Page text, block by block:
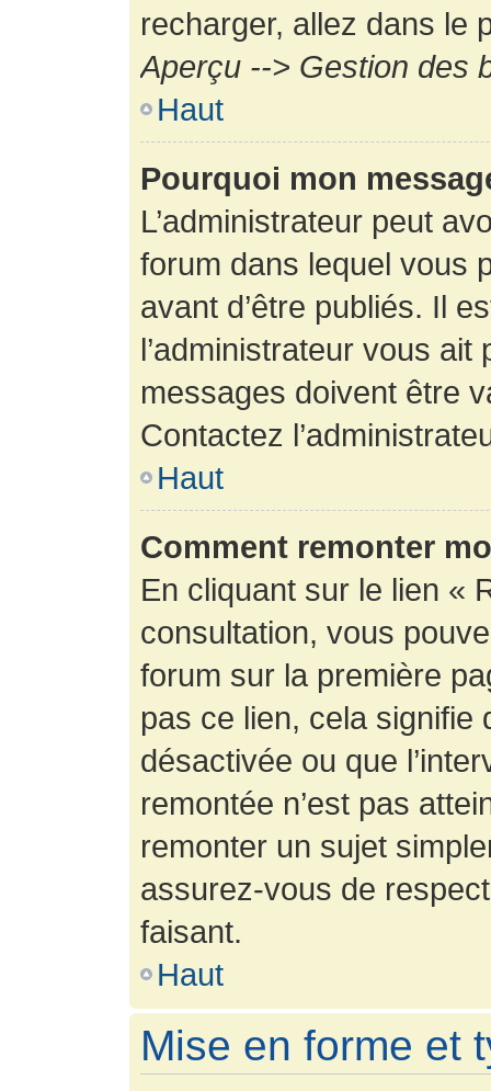
recharger, allez dans le
Aperçu --> Gestion des
Haut
Pourquoi mon
L’administrateur peut
forum dans lequel vous
avant d’être publiés. Il
l’administrateur vous
messages doivent être
Contactez
Haut
Comment remonter
En cliquant sur le lien «
consultation, vous
forum sur la première
pas ce lien, cela signifie
désactivée ou que
remontée n’est pas
remonter un sujet
assurez-vous de
faisant.
Haut
Mise en forme et